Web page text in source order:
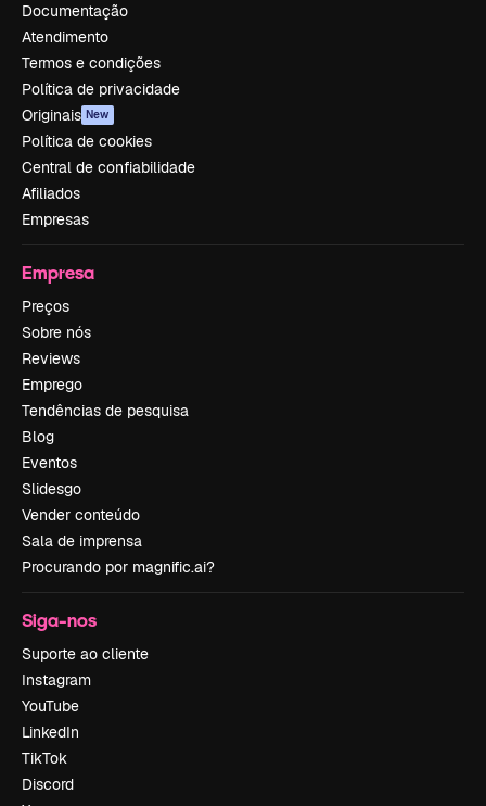
Documentação
Atendimento
Termos e condições
Política de privacidade
Originais New
Política de cookies
Central de confiabilidade
Afiliados
Empresas
Empresa
Preços
Sobre nós
Reviews
Emprego
Tendências de pesquisa
Blog
Eventos
Slidesgo
Vender conteúdo
Sala de imprensa
Procurando por magnific.ai?
Siga-nos
Suporte ao cliente
Instagram
YouTube
LinkedIn
TikTok
Discord